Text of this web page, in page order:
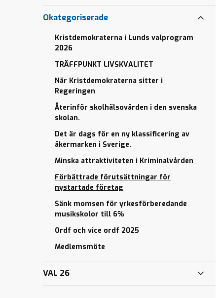
skelettliknande
varelse ska
vanpryda det
en gång så
busstorget”
ELIAS
UPPMÄRKSAMMAS
I SDS
ÖKA
TRYGGHETEN
I CENTRALA
POLLAR
”Från
revolutionen i
Kairo till
svensk
kristdemokrati”
VÅR NYA
UPPFRÄSCHADE
MÖTE MED VÅR
Okategoriserade
Kristdemokraterna i Lunds valprogram
2026
TRÄFFPUNKT LIVSKVALITET
När Kristdemokraterna sitter i
Regeringen
Återinför skolhälsovården i den svenska
skolan.
Det är dags för en ny klassificering av
åkermarken i Sverige.
Minska attraktiviteten i Kriminalvården
Förbättrade förutsättningar för
nystartade företag
Sänk momsen för yrkesförberedande
musikskolor till 6%
Ordf och vice ordf 2025
Medlemsmöte
VAL 26